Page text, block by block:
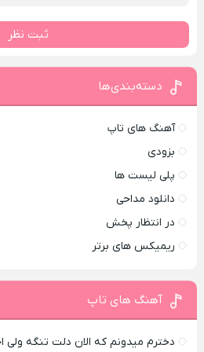
ثبت نظر
دسته‌بندی‌ها
آهنگ های تاپ
بزودی
پلی لیست ها
دانلود مداحی
در انتظار پخش
ریمیکس های برتر
آهنگ های تاپ
دخترم میدونم که الان دلت تنگه ولی